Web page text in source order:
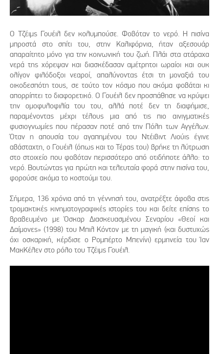
Ο Τζέιμς Γουέιλ δεν κολυμπούσε. Φοβόταν το νερό. Η πισίνα
μπροστά στο σπίτι του, στην Καλιφόρνια, ήταν αξεσουάρ
απαραίτητο μόνο για την κοινωνική του ζωή. Πλάι στα ατάραχα
νερά της χόρεψαν και διασκέδασαν αμέτρητοι ωραίοι και ουκ
ολίγον φιλόδοξοι νεαροί, απαλύνοντας έτσι τη μοναξιά του
οικοδεσπότη τους, σε τούτο τον κόσμο που ακόμα φοβάται κι
απορρίπτει το διαφορετικό. Ο Γουέιλ δεν προσπάθησε να κρύψει
την ομοφυλοφιλία του του, αλλά ποτέ δεν τη διαφήμισε,
παραμένοντας μέχρι τέλους μια από τις πιο αινιγματικές
φυσιογνωμίες που πέρασαν ποτέ από την Πόλη των Αγγέλων.
Όταν η απουσία του αγαπημένου του Ντέιβιντ Λιούις έγινε
αβάσταχτη, ο Γουέιλ (όπως και το Τέρας του) βρήκε τη λύτρωση
στο στοιχείο που φοβόταν περισσότερο από οτιδήποτε άλλο: το
νερό. Βουτώντας για πρώτη και τελευταία φορά στην πισίνα του,
φορούσε ακόμα το κοστούμι του.
Σήμερα, 136 χρόνια από τη γέννησή του, ανατρέξτε άφοβα στις
τρομακτικές κινηματογραφικές ιστορίες του και δείτε επίσης το
βραβευμένο με Όσκαρ Διασκευασμένου Σεναρίου «Θεοί και
Δαίμονες» (1998) του Μπιλ Κόντον με τη μαγική (και δυστυχώς
όχι οσκαρική, κέρδισε ο Ρομπέρτο Μπενίνι) ερμηνεία του Ίαν
ΜακΚέλεν στο ρόλο του Τζέιμς Γουέιλ.